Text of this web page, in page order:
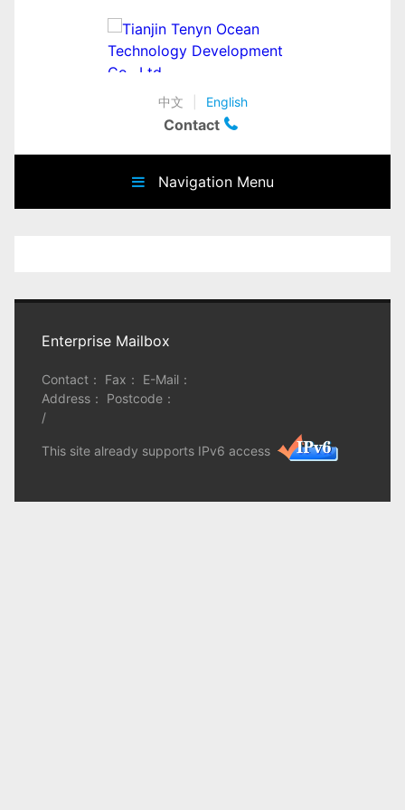
中文 English
Contact
Navigation Menu
Enterprise Mailbox
Contact： Fax： E-Mail：
Address： Postcode：
/
This site already supports IPv6 access